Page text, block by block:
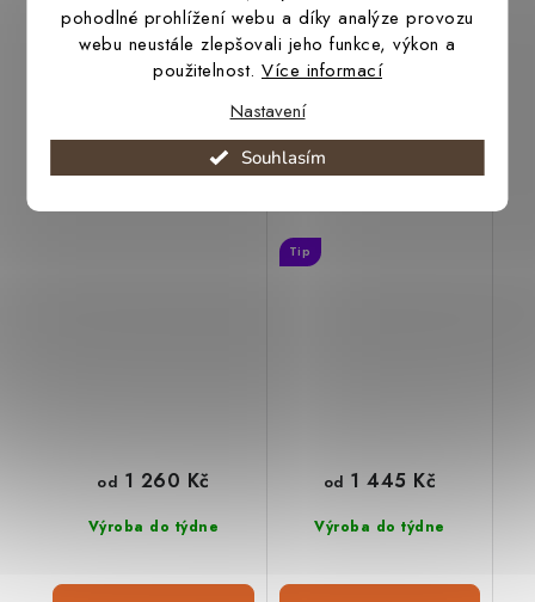
pohodlné prohlížení webu a díky analýze provozu
webu neustále zlepšovali jeho funkce, výkon a
použitelnost. Více informací
Nastavení
Souhlasím
Opasek Lago Blue
Výroba do týdne
od 1 260 Kč
Opasek kaktus koňak
Tip
Výroba do týdne
od 1 445 Kč